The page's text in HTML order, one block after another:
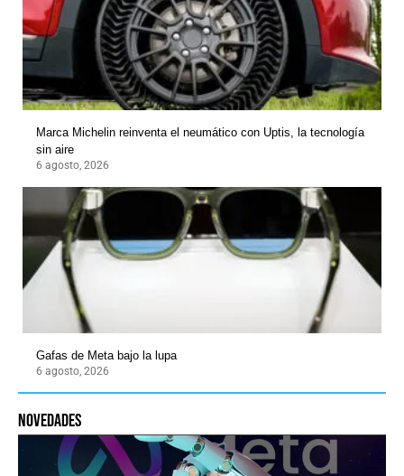
Marca Michelin reinventa el neumático con Uptis, la tecnología
sin aire
6 agosto, 2026
Gafas de Meta bajo la lupa
6 agosto, 2026
novedades